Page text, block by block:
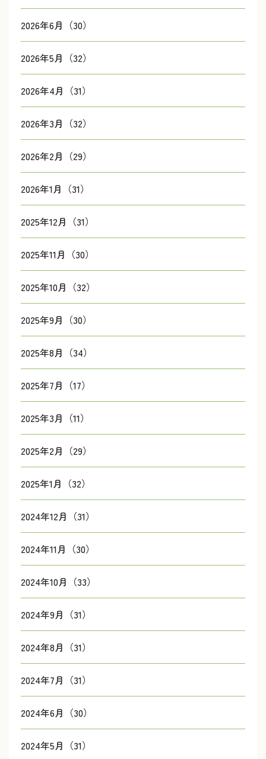
2026年6月（30）
2026年5月（32）
2026年4月（31）
2026年3月（32）
2026年2月（29）
2026年1月（31）
2025年12月（31）
2025年11月（30）
2025年10月（32）
2025年9月（30）
2025年8月（34）
2025年7月（17）
2025年3月（11）
2025年2月（29）
2025年1月（32）
2024年12月（31）
2024年11月（30）
2024年10月（33）
2024年9月（31）
2024年8月（31）
2024年7月（31）
2024年6月（30）
2024年5月（31）